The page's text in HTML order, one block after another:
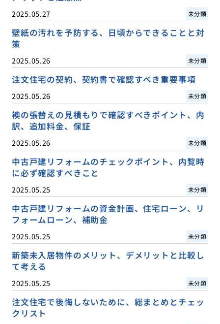
2025.05.27 未分類
壁紙の汚れを予防する、日頃からできることと対
策
2025.05.26 未分類
注文住宅の契約、契約書で確認すべき重要事項
2025.05.26 未分類
襖の張替えの見積もりで確認すべきポイント、内
訳、追加料金、保証
2025.05.26 未分類
中古戸建リフォームのチェックポイント、内覧時
に必ず確認すべきこと
2025.05.25 未分類
中古戸建リフォームの資金計画、住宅ローン、リ
フォームローン、補助金
2025.05.25 未分類
新築未入居物件のメリット、デメリットと比較し
て考える
2025.05.25 未分類
注文住宅で後悔しないために、総まとめとチェッ
クリスト